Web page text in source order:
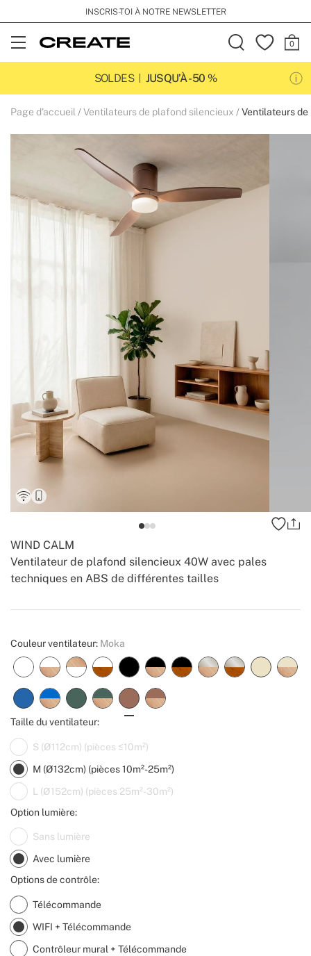
INSCRIS-TOI À NOTRE NEWSLETTER
Open
Menu
SOLDES
JUSQU’À -50 %
Page d'accueil Ventilateurs de plafond silencieux Ventilateurs de
Ventilateur de plafond silencieux 40W avec pales
techniques en ABS de différentes tailles
WIND CALM
Create
Couleur ventilateur: Moka
Taille du ventilateur:
S (Ø112cm) (pièces ≤10m²)
M (Ø132cm) (pièces 10m²-25m²)
L (Ø152cm) (pièces 25m²-30m²)
Option lumière:
Sans lumière
Avec lumière
Options de contrôle:
Télécommande
WIFI + Télécommande
Contrôleur mural + Télécommande